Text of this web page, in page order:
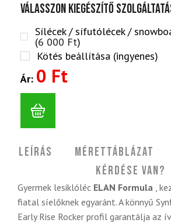
Válasszon kiegészítő
Sílécek / sífutólécek /
(6 000 Ft)
Kötés beállítása (ingyenes)
Ár: 0 Ft
Leírás Mérettáblázat
Kérdése van?
Gyermek lesiklóléc ELAN Formula ,
fiatal síelőknek egyaránt. A könnyű
Early Rise Rocker profil garantálja az